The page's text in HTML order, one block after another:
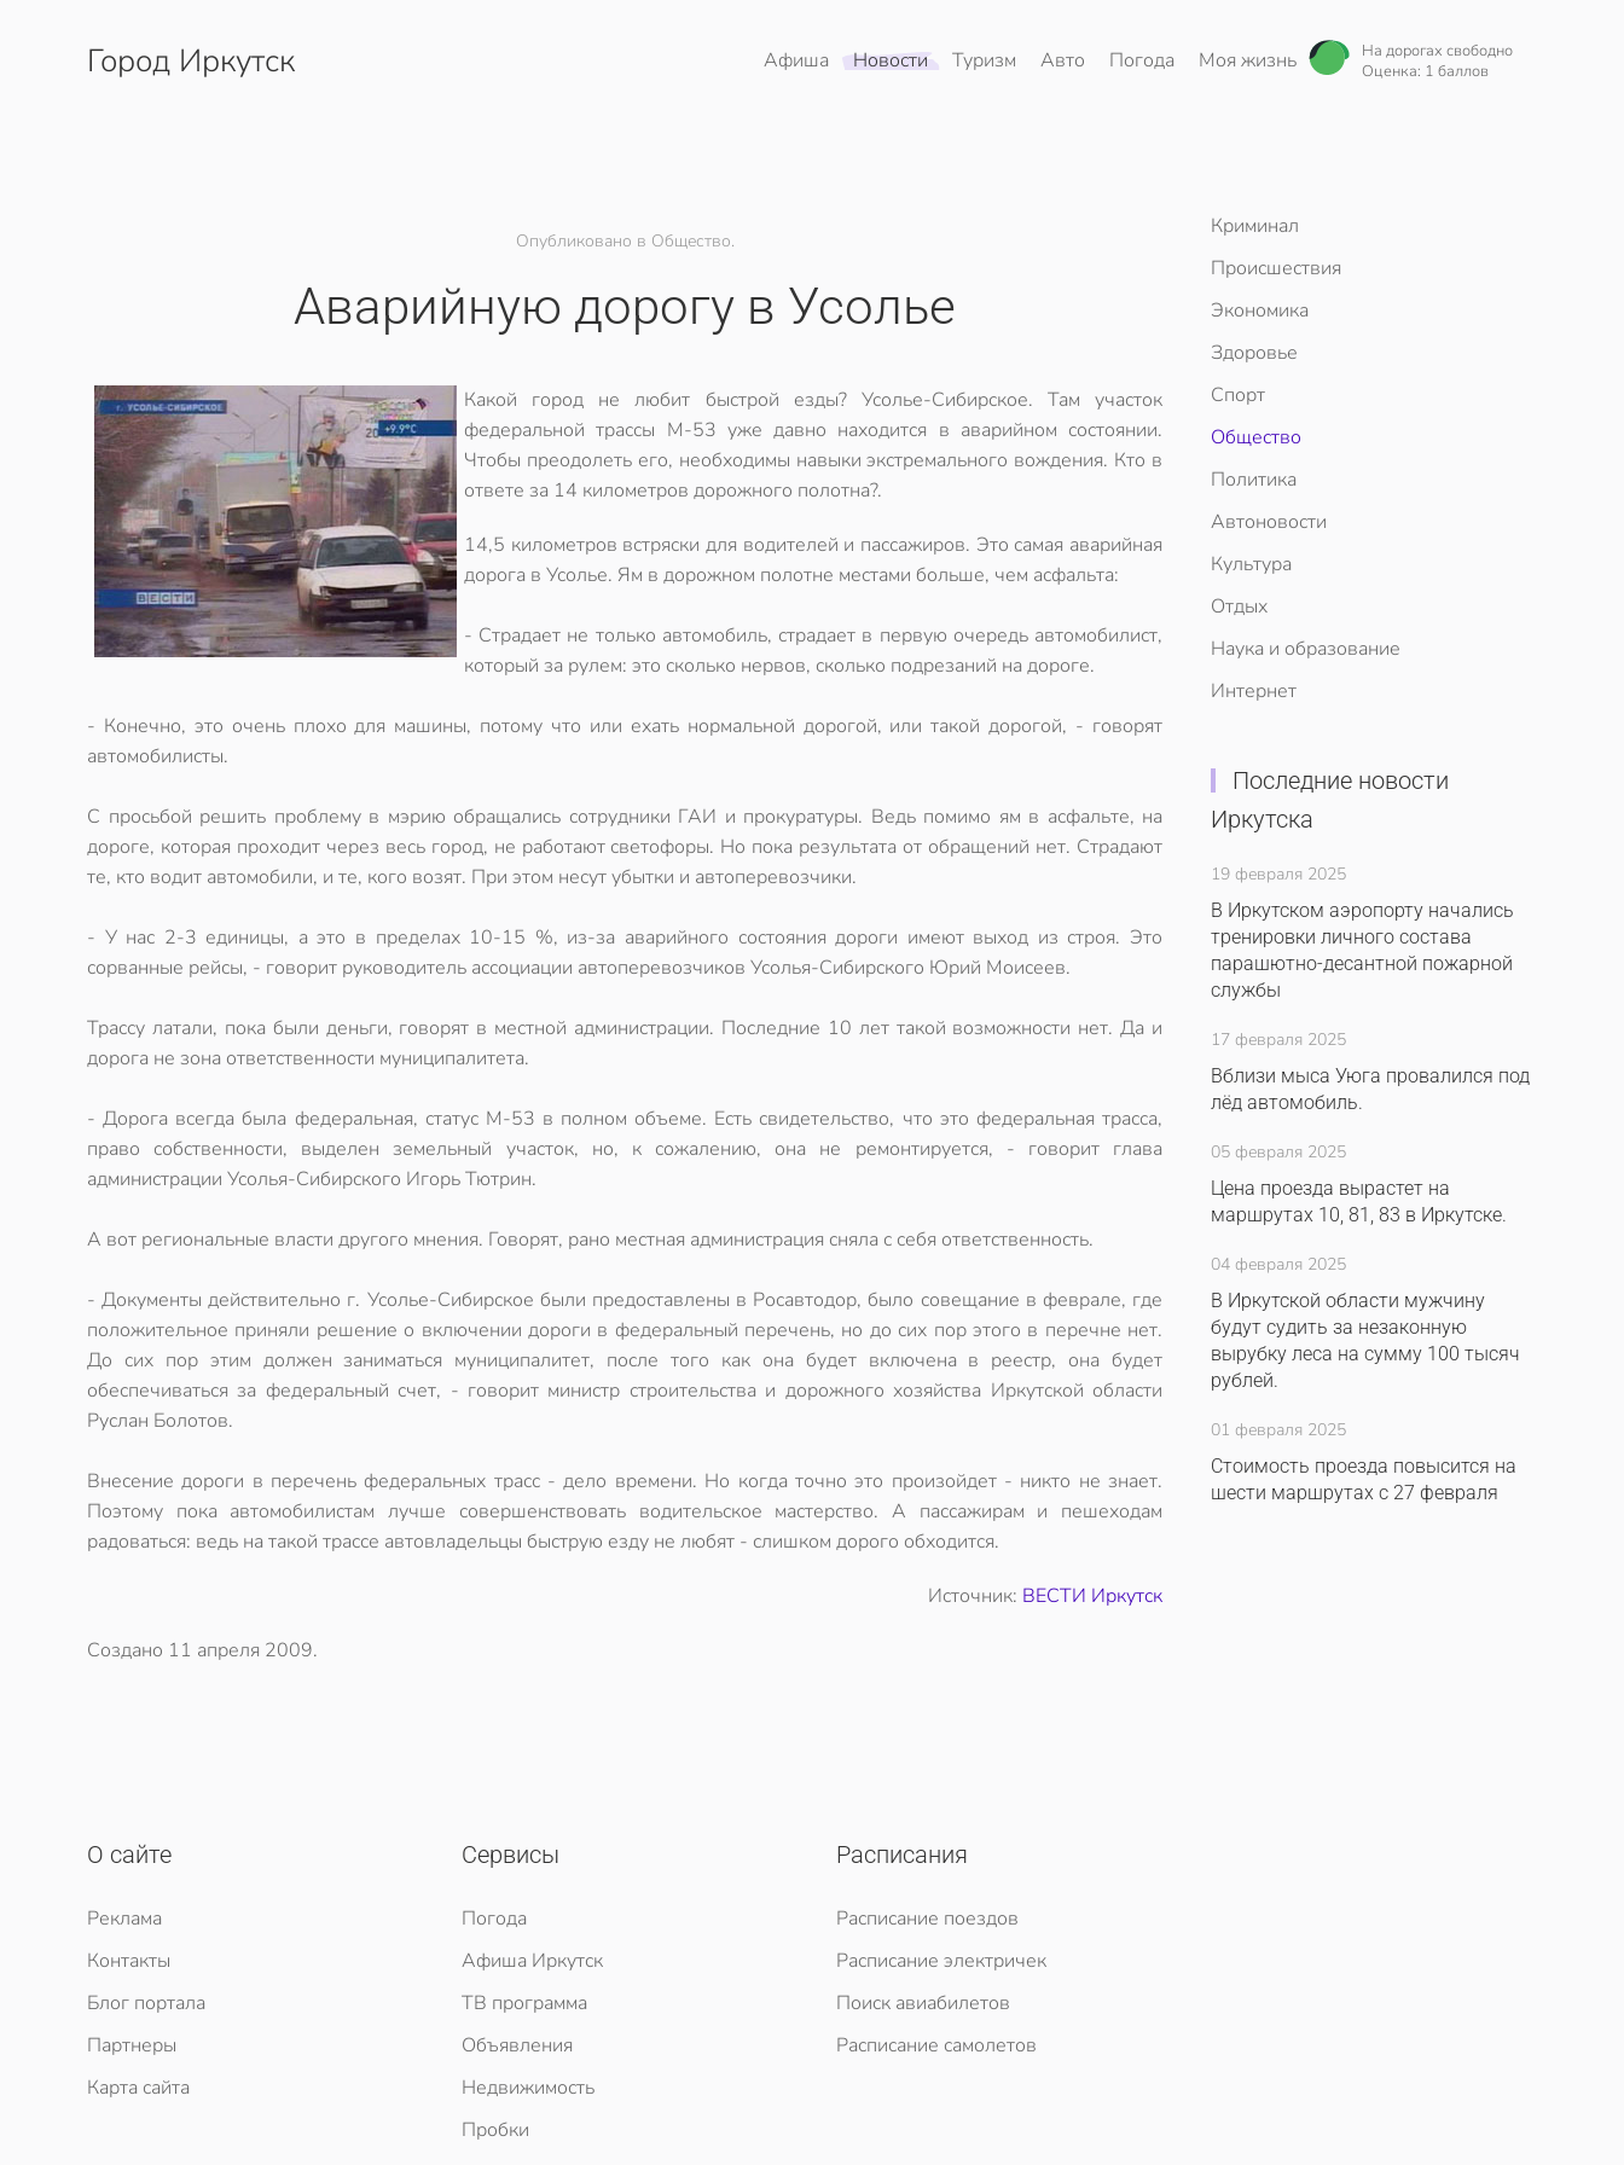
Перейти к содержимому
Город Иркутск Афиша Новости Туризм Авто Погода Моя жизнь
На дорогах свободно
Оценка: 1 баллов
Опубликовано в Общество.
Аварийную дорогу в Усолье
Какой город не любит быстрой езды? Усолье-Сибирское. Там участок
федеральной трассы М-53 уже давно находится в аварийном состоянии.
Чтобы преодолеть его, необходимы навыки экстремального вождения. Кто в
ответе за 14 километров дорожного полотна?.
14,5 километров встряски для водителей и пассажиров. Это самая аварийная
дорога в Усолье. Ям в дорожном полотне местами больше, чем асфальта:
- Страдает не только автомобиль, страдает в первую очередь автомобилист,
который за рулем: это сколько нервов, сколько подрезаний на дороге.
- Конечно, это очень плохо для машины, потому что или ехать нормальной дорогой, или такой дорогой, - говорят
автомобилисты.
С просьбой решить проблему в мэрию обращались сотрудники ГАИ и прокуратуры. Ведь помимо ям в асфальте, на
дороге, которая проходит через весь город, не работают светофоры. Но пока результата от обращений нет. Страдают
те, кто водит автомобили, и те, кого возят. При этом несут убытки и автоперевозчики.
- У нас 2-3 единицы, а это в пределах 10-15 %, из-за аварийного состояния дороги имеют выход из строя. Это
сорванные рейсы, - говорит руководитель ассоциации автоперевозчиков Усолья-Сибирского Юрий Моисеев.
Трассу латали, пока были деньги, говорят в местной администрации. Последние 10 лет такой возможности нет. Да и
дорога не зона ответственности муниципалитета.
- Дорога всегда была федеральная, статус М-53 в полном объеме. Есть свидетельство, что это федеральная трасса,
право собственности, выделен земельный участок, но, к сожалению, она не ремонтируется, - говорит глава
администрации Усолья-Сибирского Игорь Тютрин.
А вот региональные власти другого мнения. Говорят, рано местная администрация сняла с себя ответственность.
- Документы действительно г. Усолье-Сибирское были предоставлены в Росавтодор, было совещание в феврале, где
положительное приняли решение о включении дороги в федеральный перечень, но до сих пор этого в перечне нет.
До сих пор этим должен заниматься муниципалитет, после того как она будет включена в реестр, она будет
обеспечиваться за федеральный счет, - говорит министр строительства и дорожного хозяйства Иркутской области
Руслан Болотов.
Внесение дороги в перечень федеральных трасс - дело времени. Но когда точно это произойдет - никто не знает.
Поэтому пока автомобилистам лучше совершенствовать водительское мастерство. А пассажирам и пешеходам
радоваться: ведь на такой трассе автовладельцы быструю езду не любят - слишком дорого обходится.
Источник: ВЕСТИ Иркутск
Создано 11 апреля 2009.
Криминал
Происшествия
Экономика
Здоровье
Спорт
Общество
Политика
Автоновости
Культура
Отдых
Наука и образование
Интернет
Последние новости
Иркутска
19 февраля 2025
В Иркутском аэропорту начались
тренировки личного состава
парашютно-десантной пожарной
службы
17 февраля 2025
Вблизи мыса Уюга провалился под
лёд автомобиль.
05 февраля 2025
Цена проезда вырастет на
маршрутах 10, 81, 83 в Иркутске.
04 февраля 2025
В Иркутской области мужчину
будут судить за незаконную
вырубку леса на сумму 100 тысяч
рублей.
01 февраля 2025
Стоимость проезда повысится на
шести маршрутах с 27 февраля
О сайте
Реклама
Контакты
Блог портала
Партнеры
Карта сайта
Сервисы
Погода
Афиша Иркутск
ТВ программа
Объявления
Недвижимость
Пробки
Расписания
Расписание поездов
Расписание электричек
Поиск авиабилетов
Расписание самолетов